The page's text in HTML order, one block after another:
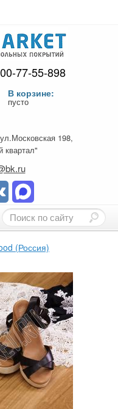
77-55-898
В корзине:
пусто
198,
квартал"
(Россия)